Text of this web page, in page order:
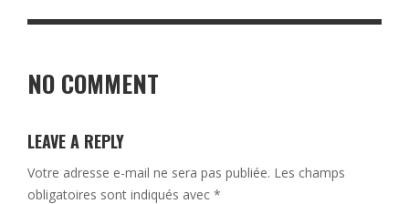
NO COMMENT
LEAVE A REPLY
Votre adresse e-mail ne sera pas publiée. Les champs
obligatoires sont indiqués avec *